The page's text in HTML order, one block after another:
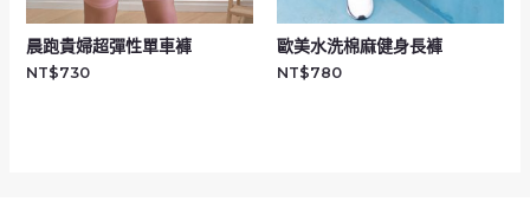
晨跑貴婦超彈性單車褲
NT$730
歐美水洗棉麻健身長褲
NT$780